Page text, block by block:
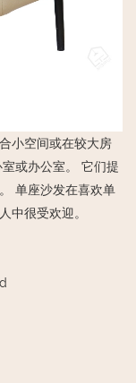
小空间或在较大房
或办公室。 它们提
单座沙发在喜欢单
中很受欢迎。